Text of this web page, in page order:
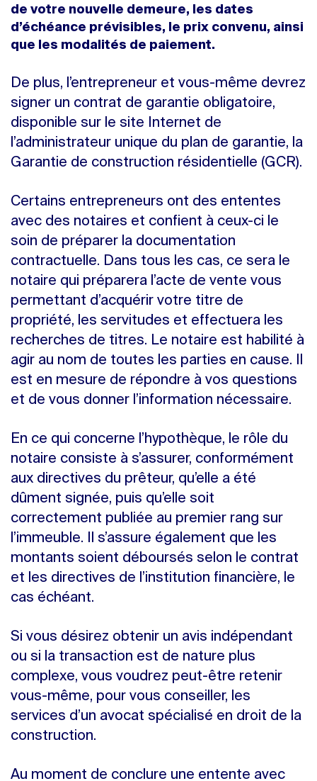
de votre nouvelle demeure, les dates
d’échéance prévisibles, le prix convenu, ainsi
que les modalités de paiement.
De plus, l’entrepreneur et vous-même devrez
signer un contrat de garantie obligatoire,
disponible sur le site Internet de
l’administrateur unique du plan de garantie, la
Garantie de construction résidentielle (GCR).
Certains entrepreneurs ont des ententes
avec des notaires et confient à ceux-ci le
soin de préparer la documentation
contractuelle. Dans tous les cas, ce sera le
notaire qui préparera l’acte de vente vous
permettant d’acquérir votre titre de
propriété, les servitudes et effectuera les
recherches de titres. Le notaire est habilité à
agir au nom de toutes les parties en cause. Il
est en mesure de répondre à vos questions
et de vous donner l’information nécessaire.
En ce qui concerne l’hypothèque, le rôle du
notaire consiste à s’assurer, conformément
aux directives du prêteur, qu’elle a été
dûment signée, puis qu’elle soit
correctement publiée au premier rang sur
l’immeuble. Il s’assure également que les
montants soient déboursés selon le contrat
et les directives de l’institution financière, le
cas échéant.
Si vous désirez obtenir un avis indépendant
ou si la transaction est de nature plus
complexe, vous voudrez peut-être retenir
vous-même, pour vous conseiller, les
services d’un avocat spécialisé en droit de la
construction.
Au moment de conclure une entente avec